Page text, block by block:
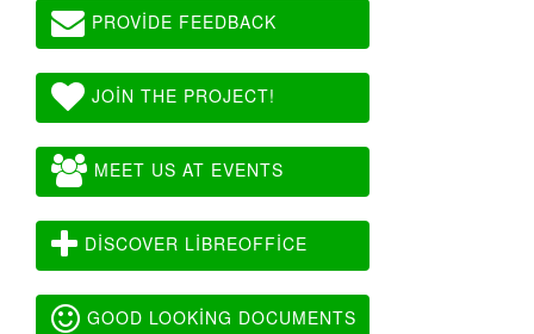
PROVIDE FEEDBACK
JOIN THE PROJECT!
MEET US AT EVENTS
DISCOVER LIBREOFFICE
GOOD LOOKING DOCUMENTS